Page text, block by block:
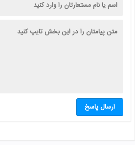
ارسال پاسخ